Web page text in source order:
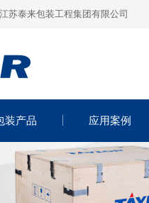
苏泰来包装工程集团有限公司
装产品 应用案例